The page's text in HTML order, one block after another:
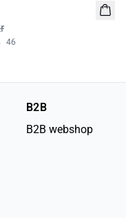
46
B2B
B2B webshop